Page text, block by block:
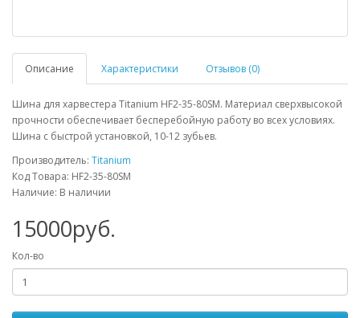
Описание Характеристики Отзывов (0)
Шина для харвестера Titanium HF2-35-80SM. Материал сверхвысокой
прочности обеспечивает бесперебойную работу во всех условиях.
Шина с быстрой установкой, 10-12 зубьев.
Производитель: Titanium
Код Товара: HF2-35-80SM
Наличие: В наличии
15000руб.
Кол-во